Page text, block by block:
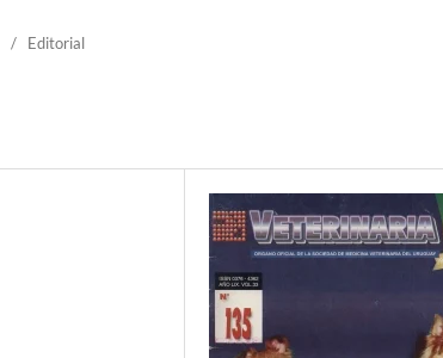
/ Editorial